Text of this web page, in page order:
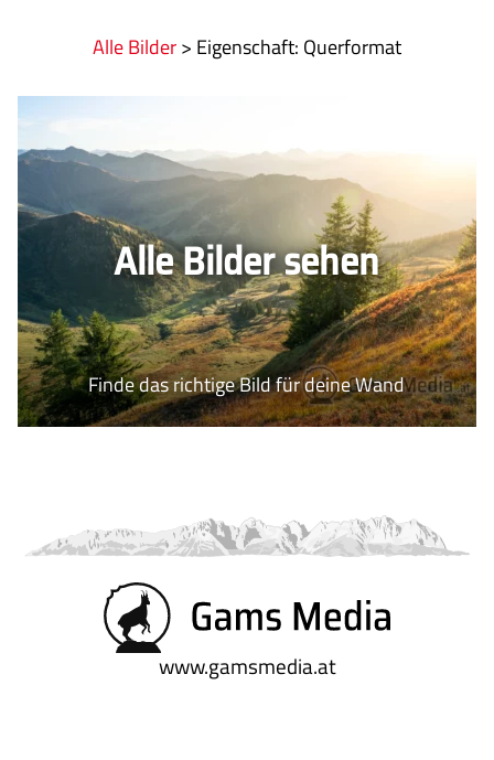
Alle Bilder> : Querformat
Alle Bilder sehen
Finde das richtige Bild für deine Wand
www.gamsmedia.at